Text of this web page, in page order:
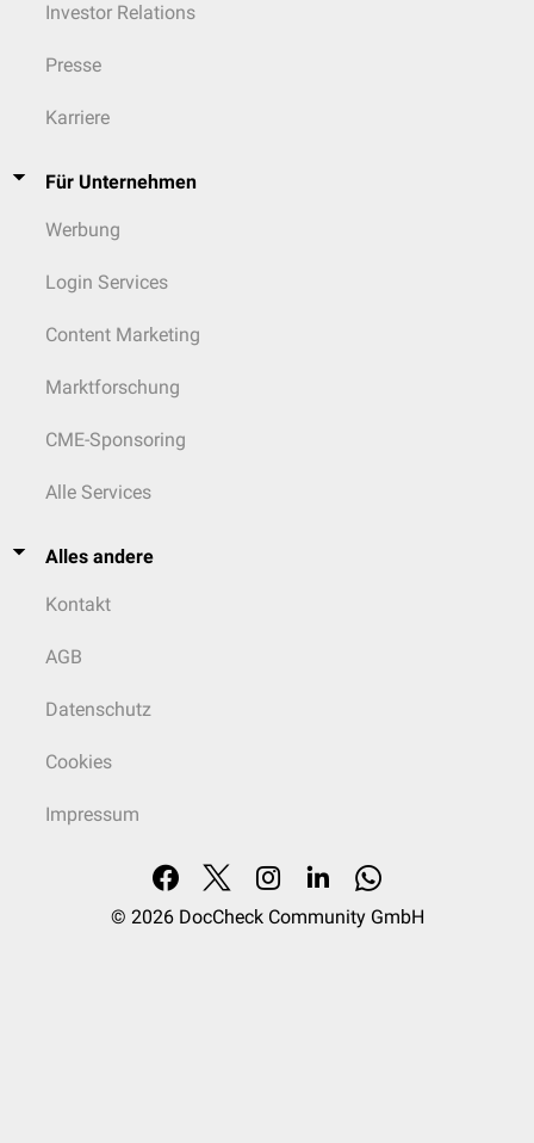
Investor Relations
Presse
Karriere
Für Unternehmen
Werbung
Login Services
Content Marketing
Marktforschung
CME-Sponsoring
Alle Services
Alles andere
Kontakt
AGB
Datenschutz
Cookies
Impressum
© 2026 DocCheck Community GmbH